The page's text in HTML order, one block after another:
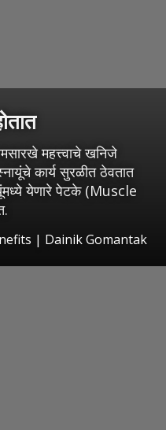
महत्त्वाचे खनिजे
कार्य सुरळीत ठेवतात
येणारे पेटके (Muscle
| Dainik Gomantak